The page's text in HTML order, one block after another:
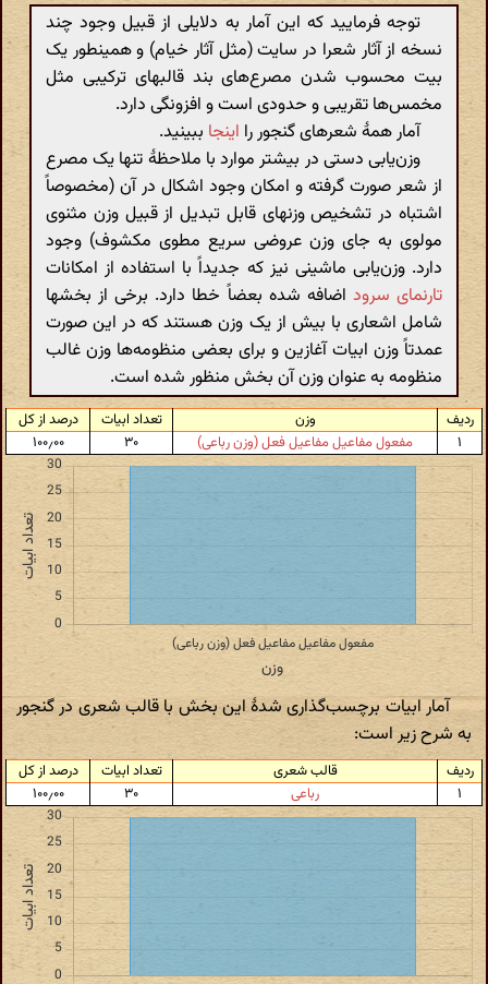
توجه فرمایید که این آمار به دلایلی از قبیل وجود چند
نسخه از آثار شعرا در سایت (مثل آثار خیام) و همینطور یک
بیت محسوب شدن مصرع‌های بند قالبهای ترکیبی مثل
مخمس‌ها تقریبی و حدودی است و افزونگی دارد.
آمار همهٔ شعرهای گنجور را اینجا ببینید.
وزن‌یابی دستی در بیشتر موارد با ملاحظهٔ تنها یک مصرع
از شعر صورت گرفته و امکان وجود اشکال در آن (مخصوصاً
اشتباه در تشخیص وزنهای قابل تبدیل از قبیل وزن مثنوی
مولوی به جای وزن عروضی سریع مطوی مکشوف) وجود
دارد. وزن‌یابی ماشینی نیز که جدیداً با استفاده از امکانات
تارنمای سرود اضافه شده بعضاً خطا دارد. برخی از بخشها
شامل اشعاری با بیش از یک وزن هستند که در این صورت
عمدتاً وزن ابیات آغازین و برای بعضی منظومه‌ها وزن غالب
منظومه به عنوان وزن آن بخش منظور شده است.
ردیف وزن تعداد ابیات
درصد از کل
۱
مفعول مفاعیل مفاعیل فعل (وزن رباعی) ۳۰ ۱۰۰٫۰۰
آمار ابیات برچسب‌گذاری شدهٔ این بخش با قالب شعری در گنجور
به شرح زیر است:
ردیف قالب شعری تعداد ابیات
درصد از کل
۱
رباعی ۳۰ ۱۰۰٫۰۰